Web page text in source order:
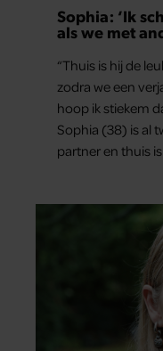
Sophia: ‘Ik
als we met
“Thuis is hij de
zodra we een
hoop ik stiekem
Sophia (38) is al
partner en thuis
ze samen onder